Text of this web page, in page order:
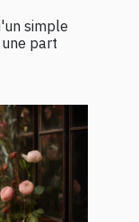
simple
part